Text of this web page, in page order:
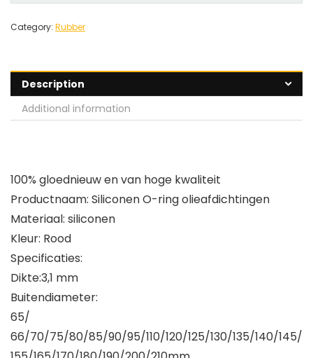
Category: Rubber
Description
Additional information
100% gloednieuw en van hoge kwaliteit
Productnaam: Siliconen O-ring olieafdichtingen
Materiaal: siliconen
Kleur: Rood
Specificaties:
Dikte:3,1 mm
Buitendiameter:
65/
66/70/75/80/85/90/95/110/120/125/130/135/140/145/